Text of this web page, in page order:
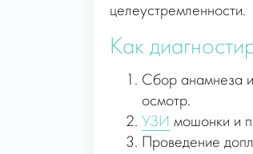
целеустремленности.
Как
Сбор анамнеза
осмотр.
УЗИ мошонки и
Проведение